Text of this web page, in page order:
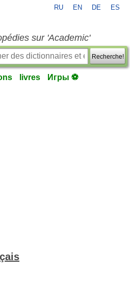
RU EN DE ES
sur 'Academic'
Recherche!
livres Игры ⚽